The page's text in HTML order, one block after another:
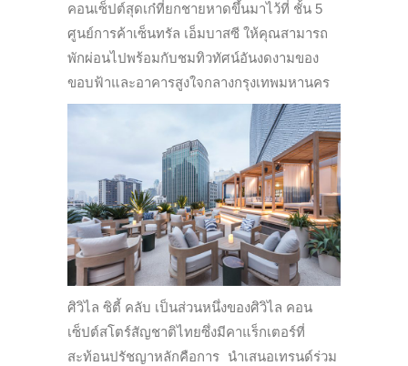
คอนเซ็ปต์สุดเก๋ที่ยกชายหาดขึ้นมาไว้ที่ ชั้น 5
ศูนย์การค้าเซ็นทรัล เอ็มบาสซี ให้คุณสามารถ
พักผ่อนไปพร้อมกับชมทิวทัศน์อันงดงามของ
ขอบฟ้าและอาคารสูงใจกลางกรุงเทพมหานคร
ศิวิไล ซิตี้ คลับ เป็นส่วนหนึ่งของศิวิไล คอน
เซ็ปต์สโตร์สัญชาติไทยซึ่งมีคาแร็กเตอร์ที่
สะท้อนปรัชญาหลักคือการ นำเสนอเทรนด์ร่วม